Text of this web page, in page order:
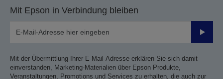
Mit Epson in Verbindung bleiben
Mit der Übermittlung Ihrer E-Mail-Adresse erklären Sie sich damit
einverstanden, Marketing-Materialien über Epson Produkte,
Veranstaltungen, Promotions und Services zu erhalten, die auch zur